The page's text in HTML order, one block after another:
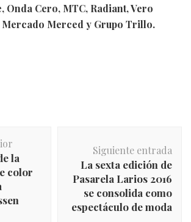
Onda Cero, MTC, Radiant, Vero
Mercado Merced y Grupo Trillo.
la
color
Siguiente entrada
La sexta edición de
Pasarela Larios 2016
se consolida como
espectáculo de moda